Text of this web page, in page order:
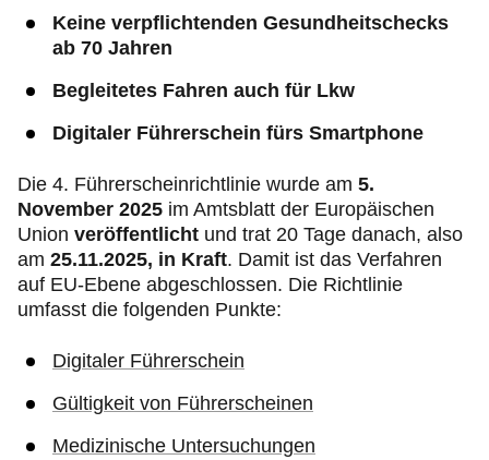
Keine verpflichtenden Gesundheitschecks
ab 70 Jahren
Begleitetes Fahren auch für Lkw
Digitaler Führerschein fürs Smartphone
Die 4. Führerscheinrichtlinie wurde am 5.
November 2025 im Amtsblatt der Europäischen
Union veröffentlicht und trat 20 Tage danach, also
am 25.11.2025, in Kraft. Damit ist das Verfahren
auf EU-Ebene abgeschlossen. Die Richtlinie
umfasst die folgenden Punkte:
Digitaler Führerschein
Gültigkeit von Führerscheinen
Medizinische Untersuchungen